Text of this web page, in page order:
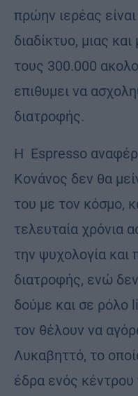
πρώην ιερέας
διαδίκτυο, μιας
τους 300.000
επιθυμει να
διατροφής.
Η Espresso
Κονάνος δεν θα
του με τον κόσμο,
τελευταία χρόνια
την ψυχολογία και
διατροφής, ενώ
δούμε και σε ρόλο
τον θέλουν να
Λυκαβηττό, το
έδρα ενός κέντρου